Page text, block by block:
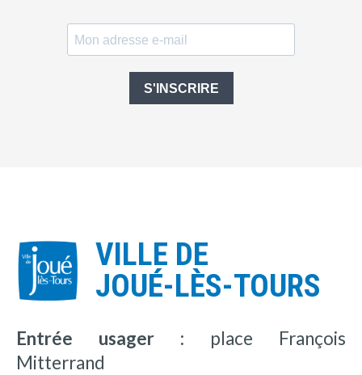
S'INSCRIRE
VILLE DE
JOUÉ-LÈS-TOURS
Entrée usager : place François
Mitterrand